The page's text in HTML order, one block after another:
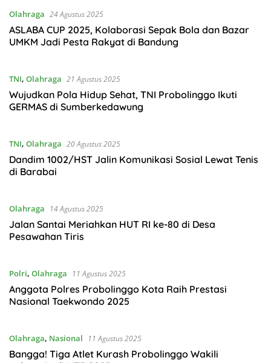
Olahraga 24 Agustus 2025
ASLABA CUP 2025, Kolaborasi Sepak Bola dan Bazar
UMKM Jadi Pesta Rakyat di Bandung
TNI, Olahraga 21 Agustus 2025
Wujudkan Pola Hidup Sehat, TNI Probolinggo Ikuti
GERMAS di Sumberkedawung
TNI, Olahraga 20 Agustus 2025
Dandim 1002/HST Jalin Komunikasi Sosial Lewat Tenis
di Barabai
Olahraga 14 Agustus 2025
Jalan Santai Meriahkan HUT RI ke-80 di Desa
Pesawahan Tiris
Polri, Olahraga 11 Agustus 2025
Anggota Polres Probolinggo Kota Raih Prestasi
Nasional Taekwondo 2025
Olahraga, Nasional 11 Agustus 2025
Bangga! Tiga Atlet Kurash Probolinggo Wakili